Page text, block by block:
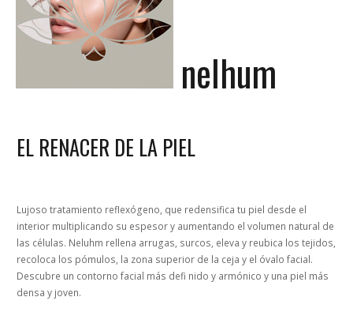
nelhum
EL RENACER DE LA PIEL
Lujoso tratamiento reflexógeno, que redensifica tu piel desde el
interior multiplicando su espesor y aumentando el volumen natural de
las células. Neluhm rellena arrugas, surcos, eleva y reubica los tejidos,
recoloca los pómulos, la zona superior de la ceja y el óvalo facial.
Descubre un contorno facial más defi nido y armónico y una piel más
densa y joven.